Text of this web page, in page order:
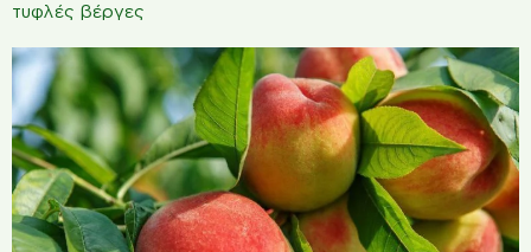
τυφλές βέργες